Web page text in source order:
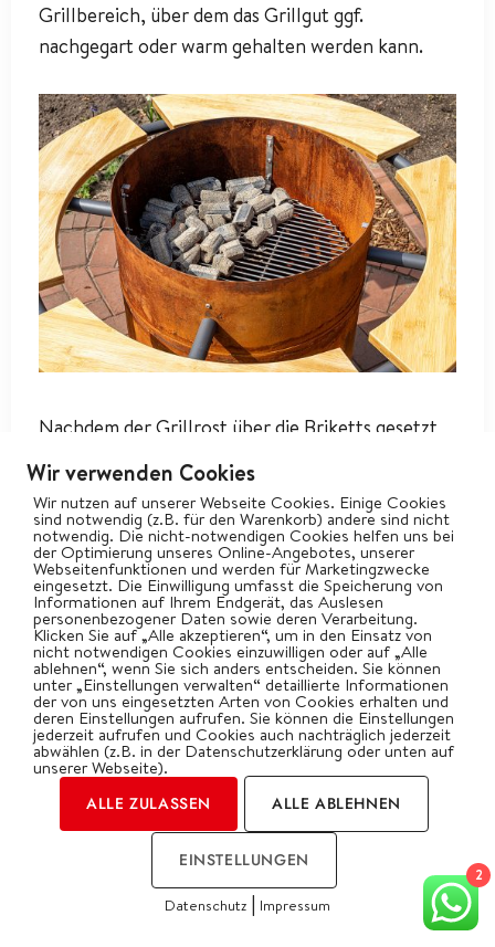
Grillbereich, über dem das Grillgut ggf.
nachgegart oder warm gehalten werden kann.
Nachdem der Grillrost über die Briketts gesetzt
wurde, können die ersten Spezialitäten aufgelegt
werden.
Während die Nackensteaks im direkten Bereich
und das Baguette im indirekten Bereich gart,
2
Wir verwenden Cookies
Wir nutzen auf unserer Webseite Cookies. Einige Cookies
sind notwendig (z.B. für den Warenkorb) andere sind nicht
notwendig. Die nicht-notwendigen Cookies helfen uns bei
der Optimierung unseres Online-Angebotes, unserer
Webseitenfunktionen und werden für Marketingzwecke
eingesetzt. Die Einwilligung umfasst die Speicherung von
Informationen auf Ihrem Endgerät, das Auslesen
personenbezogener Daten sowie deren Verarbeitung.
Klicken Sie auf „Alle akzeptieren“, um in den Einsatz von
nicht notwendigen Cookies einzuwilligen oder auf „Alle
ablehnen“, wenn Sie sich anders entscheiden. Sie können
unter „Einstellungen verwalten“ detaillierte Informationen
der von uns eingesetzten Arten von Cookies erhalten und
deren Einstellungen aufrufen. Sie können die Einstellungen
jederzeit aufrufen und Cookies auch nachträglich jederzeit
abwählen (z.B. in der Datenschutzerklärung oder unten auf
unserer Webseite).
ALLE ZULASSEN ALLE ABLEHNEN
EINSTELLUNGEN
Datenschutz | Impressum